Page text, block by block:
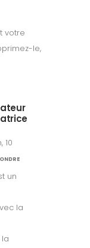
votre
le,
10
un
la